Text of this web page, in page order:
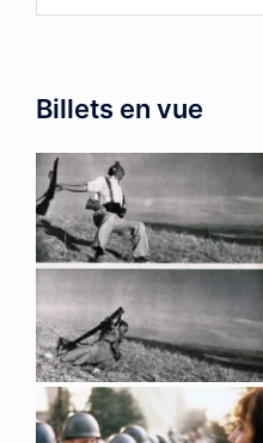
Billets en vue